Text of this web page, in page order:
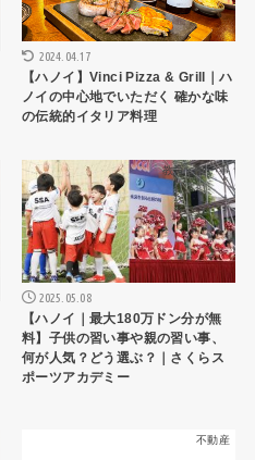
2024.04.17
【ハノイ】Vinci Pizza & Grill｜ハ
ノイの中心地でいただく 確かな味
の伝統的イタリア料理
教育・習い事
2025.05.08
【ハノイ｜最大180万ドン分が無
料】子供の習い事や親の習い事、
何が人気？どう選ぶ？｜さくらス
ポーツアカデミー
不動産